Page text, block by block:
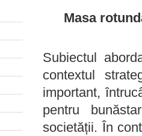
Masa
Subiectul
contextul
important,
pentru
societății. În